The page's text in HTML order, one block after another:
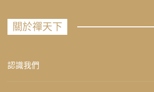
關於禪天下
認識我們